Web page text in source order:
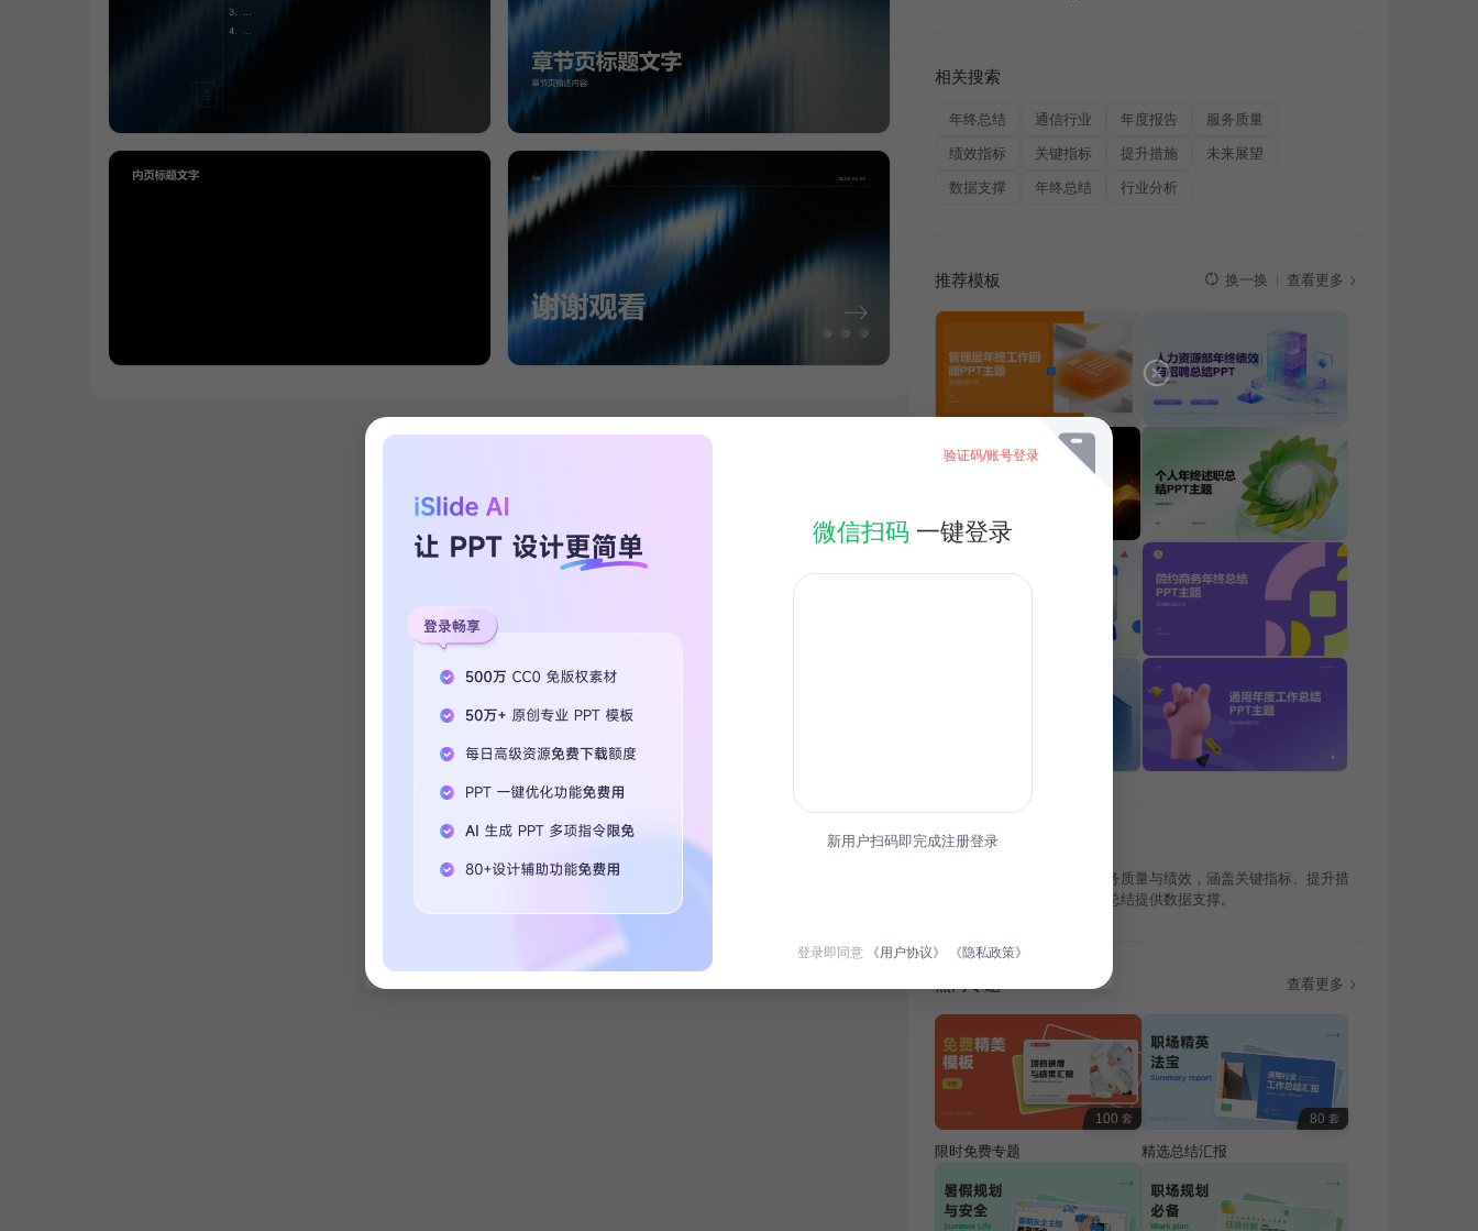
相关搜索
年终总结 通信行业 年度报告 服务质量
绩效指标 关键指标 提升措施 未来展望
数据支撑 年终总结 行业分析
推荐模板 换一换 查看更多
简介
本报告概述通信行业年度服务质量与绩效，涵盖关键指标、提升措
施及未来展望，旨在为年终总结提供数据支撑。
查看更多
100 套
限时免费专题
80 套
精选总结汇报
验证码/账号登录
微信扫码 一键登录
新用户扫码即完成注册登录
登录即同意 《用户协议》 《隐私政策》